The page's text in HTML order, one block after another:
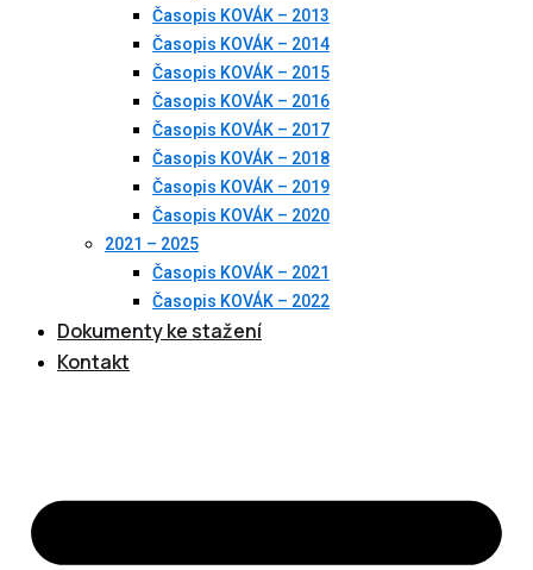
Časopis KOVÁK – 2013
Časopis KOVÁK – 2014
Časopis KOVÁK – 2015
Časopis KOVÁK – 2016
Časopis KOVÁK – 2017
Časopis KOVÁK – 2018
Časopis KOVÁK – 2019
Časopis KOVÁK – 2020
2021 – 2025
Časopis KOVÁK – 2021
Časopis KOVÁK – 2022
Dokumenty ke stažení
Kontakt